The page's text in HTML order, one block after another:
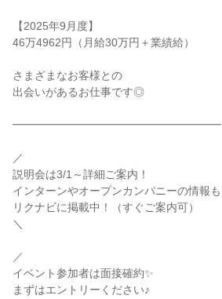
【2025年9月度】
46万4962円（月給30万円＋業績給）
さまざまなお客様との
出会いがあるお仕事です◎
━━━━━━━━━━━━━━━━━━━
／
説明会は3/1～詳細ご案内！
インターンやオープンカンパニーの情報も
リクナビに掲載中！（すぐご案内可）
＼
／
イベント参加者は面接確約✨
まずはエントリーください♪